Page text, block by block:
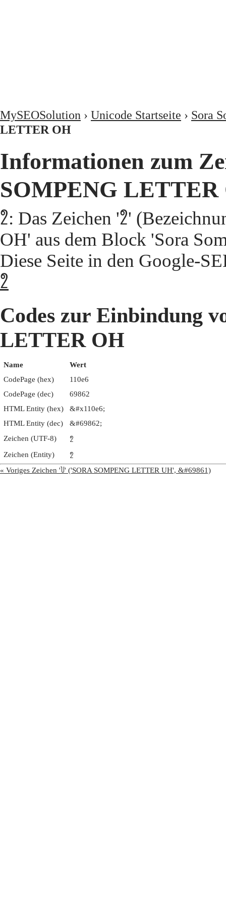
MySEOSolution › Unicode Startseite › Sora
LETTER OH
Informationen zum
SOMPENG
𑃦: Das Zeichen '𑃦'
OH' aus dem Block 'Sora
Diese Seite in den Google-
𑃦
Codes zur Einbindung
LETTER OH
Name
Wert
CodePage (hex)
110e6
CodePage (dec)
69862
HTML Entity (hex)
&#x110e6;
HTML Entity (dec)
&#69862;
Zeichen (UTF-8)
𑃦
Zeichen (Entity)
𑃦
« Voriges Zeichen '𑃥' ('SORA SOMPENG LETTER UH', &#69861)